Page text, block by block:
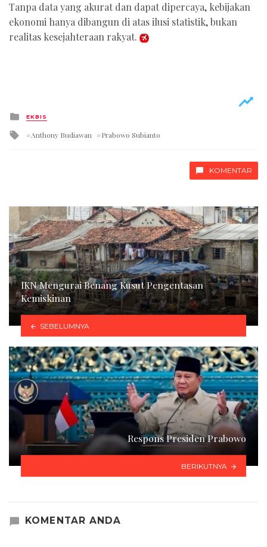
Tanpa data yang akurat dan dapat dipercaya, kebijakan
ekonomi hanya dibangun di atas ilusi statistik, bukan
realitas kesejahteraan rakyat.
Posted
in
EKBIS
Tagged
Anthony Budiawan Prabowo Subianto
KOMENTAR
IKN Mengurai Benang Kusut Pengentasan
Kemiskinan
SEBELUMNYA
Respons Presiden Prabowo
BERIKUTNYA
KOMENTAR ANDA